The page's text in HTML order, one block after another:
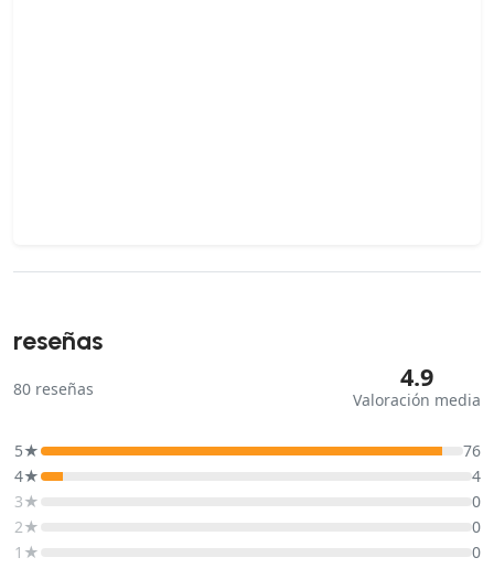
reseñas
80 reseñas 4.9
Valoración media
5★
76
4★
4
3★
0
2★
0
1★
0